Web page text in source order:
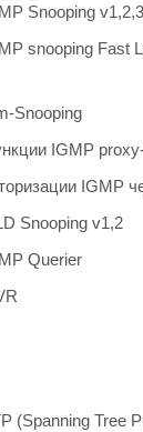
Snooping v1,2,3
snooping Fast
Snooping
IGMP
IGMP
Snooping v1,2
Querier
(Spanning Tree